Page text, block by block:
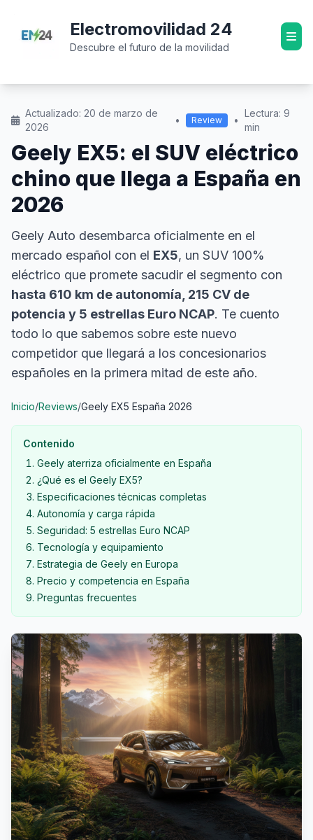
Electromovilidad 24
Descubre el futuro de la movilidad
Actualizado: 20 de marzo de
2026
• Review •
Lectura: 9
min
Geely EX5: el SUV eléctrico
chino que llega a España en
2026
Geely Auto desembarca oficialmente en el
mercado español con el EX5, un SUV 100%
eléctrico que promete sacudir el segmento con
hasta 610 km de autonomía, 215 CV de
potencia y 5 estrellas Euro NCAP. Te cuento
todo lo que sabemos sobre este nuevo
competidor que llegará a los concesionarios
españoles en la primera mitad de este año.
Inicio/Reviews/Geely EX5 España 2026
Contenido
Geely aterriza oficialmente en España
¿Qué es el Geely EX5?
Especificaciones técnicas completas
Autonomía y carga rápida
Seguridad: 5 estrellas Euro NCAP
Tecnología y equipamiento
Estrategia de Geely en Europa
Precio y competencia en España
Preguntas frecuentes